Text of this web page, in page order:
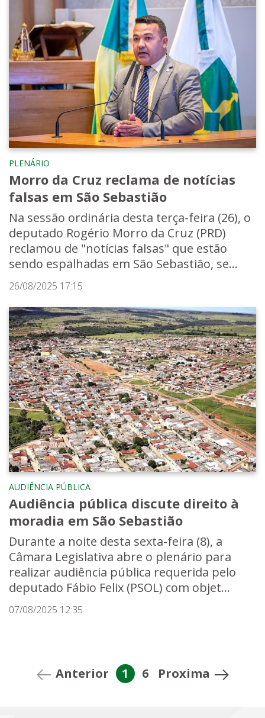
PLENÁRIO
Morro da Cruz reclama de notícias
falsas em São Sebastião
Na sessão ordinária desta terça-feira (26), o
deputado Rogério Morro da Cruz (PRD)
reclamou de "notícias falsas" que estão
sendo espalhadas em São Sebastião, se...
26/08/2025 17:15
AUDIÊNCIA PÚBLICA
Audiência pública discute direito à
moradia em São Sebastião
Durante a noite desta sexta-feira (8), a
Câmara Legislativa abre o plenário para
realizar audiência pública requerida pelo
deputado Fábio Felix (PSOL) com objet...
07/08/2025 12:35
Anterior 1 6 Proxima